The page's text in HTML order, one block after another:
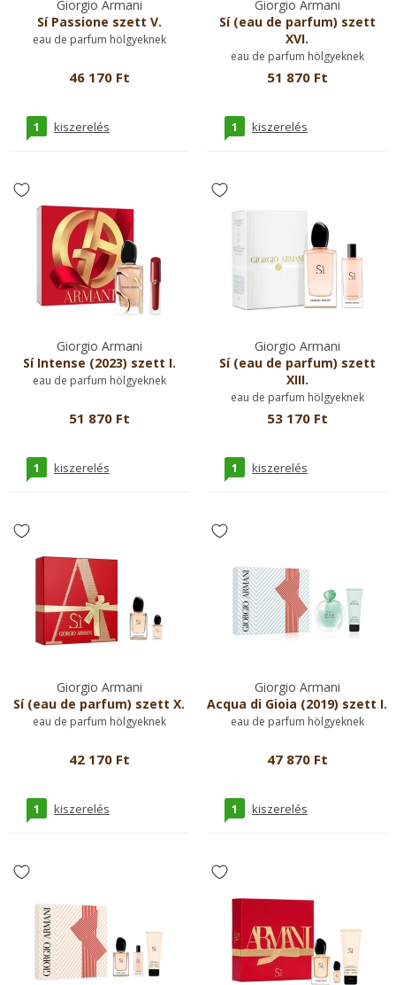
Giorgio Armani
Sí Passione szett V.
eau de parfum hölgyeknek
46 170 Ft
1 kiszerelés
Giorgio Armani
Sí (eau de parfum) szett
XVI.
eau de parfum hölgyeknek
51 870 Ft
1 kiszerelés
Giorgio Armani
Sí Intense (2023) szett I.
eau de parfum hölgyeknek
51 870 Ft
1 kiszerelés
Giorgio Armani
Sí (eau de parfum) szett
XIII.
eau de parfum hölgyeknek
53 170 Ft
1 kiszerelés
Giorgio Armani
Sí (eau de parfum) szett X.
eau de parfum hölgyeknek
42 170 Ft
1 kiszerelés
Giorgio Armani
Acqua di Gioia (2019) szett I.
eau de parfum hölgyeknek
47 870 Ft
1 kiszerelés